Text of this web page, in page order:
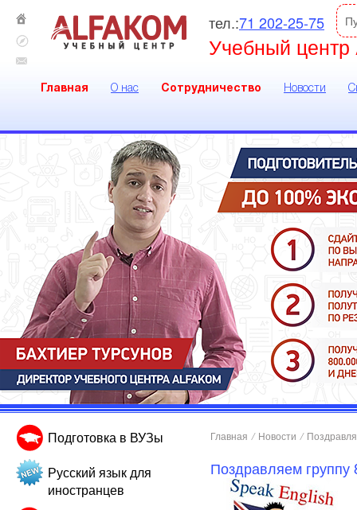
тел.:71 202-25-75
Учебный центр
Главная О нас Сотрудничество Новости
Подготовка в ВУЗы
Русский язык для
иностранцев
Главная / Новости /
Поздравляем группу